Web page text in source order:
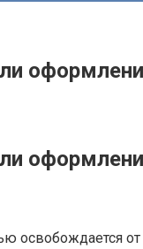
освобождается